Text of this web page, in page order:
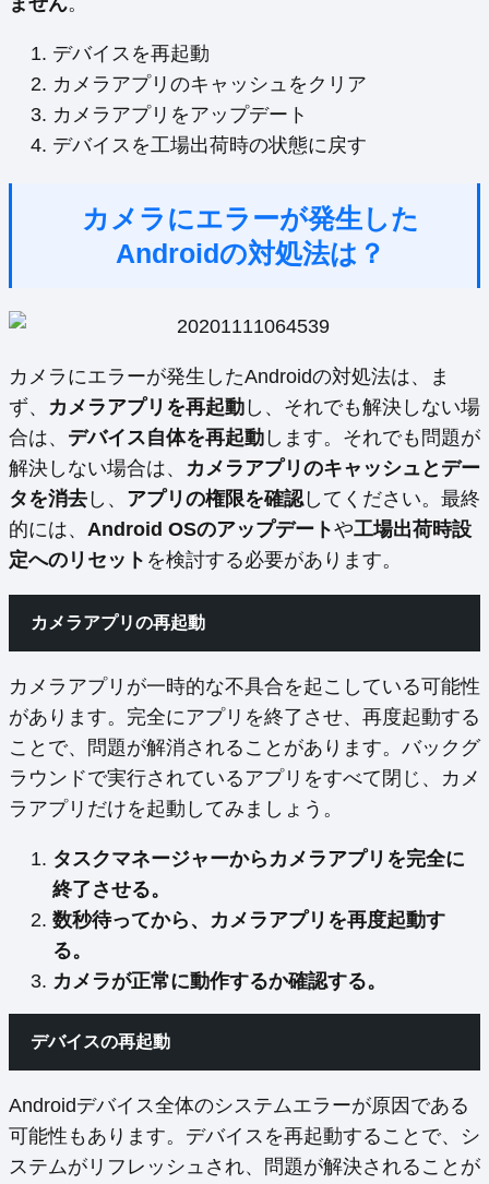
デバイスを再起動
カメラアプリのキャッシュをクリア
カメラアプリをアップデート
デバイスを工場出荷時の状態に戻す
カメラにエラーが発生した
Androidの対処法は？
カメラにエラーが発生したAndroidの対処法は、ま
ず、 カメラアプリを再起動 し、それでも解決しない場
合は、 デバイス自体を再起動 します。それでも問題が
解決しない場合は、 カメラアプリのキャッシュとデー
タを消去 し、 アプリの権限を確認してください。最終
的には、 Android OSのアップデートや工場出荷時設
定へのリセット を検討する必要があります。
カメラアプリの再起動
カメラアプリが一時的な不具合を起こしている可能性
があります。完全にアプリを終了させ、再度起動する
ことで、問題が解消されることがあります。バックグ
ラウンドで実行されているアプリをすべて閉じ、カメ
ラアプリだけを起動してみましょう。
タスクマネージャーからカメラアプリを完全に
終了させる。
数秒待ってから、カメラアプリを再度起動す
る。
カメラが正常に動作するか確認する。
デバイスの再起動
Androidデバイス全体のシステムエラーが原因である
可能性もあります。デバイスを再起動することで、シ
ステムがリフレッシュされ、問題が解決されることが